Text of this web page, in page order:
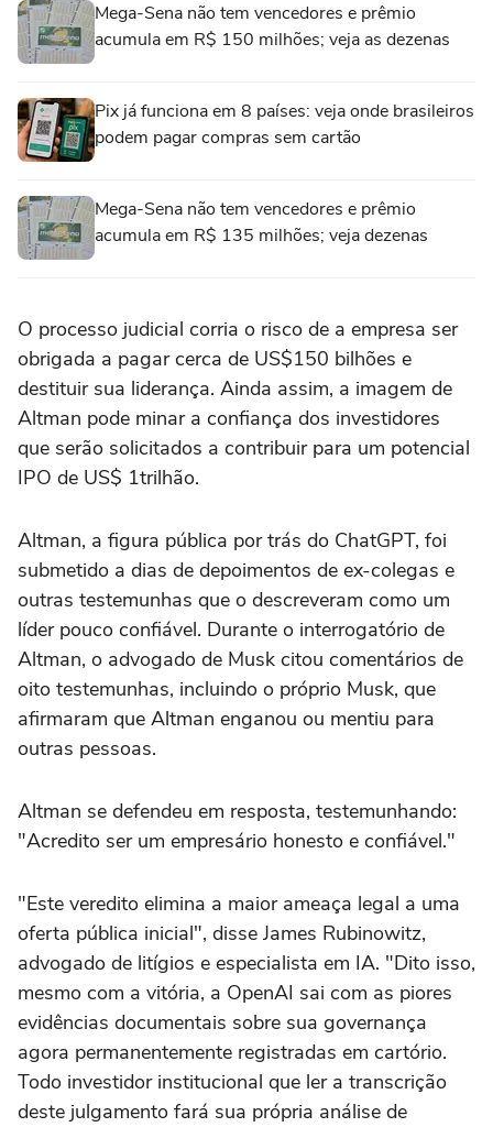
Mega-Sena não tem vencedores e prêmio
acumula em R$ 150 milhões; veja as dezenas
Pix já funciona em 8 países: veja onde brasileiros
podem pagar compras sem cartão
Mega-Sena não tem vencedores e prêmio
acumula em R$ 135 milhões; veja dezenas
O processo judicial corria o risco de a empresa ser
obrigada a pagar cerca de US$150 ⁠bilhões e
destituir sua liderança. Ainda assim, a imagem de
Altman pode minar a confiança dos investidores
que serão solicitados a contribuir para um potencial
‌IPO de US$ 1trilhão.
Altman, a figura pública por trás do ChatGPT, foi
submetido a dias de depoimentos de ex-colegas e
outras testemunhas que o descreveram como um
líder pouco confiável. Durante o interrogatório de
Altman, o advogado de Musk citou comentários de
oito testemunhas, incluindo o ‌próprio Musk, que
afirmaram que Altman enganou ou mentiu para
outras pessoas.
Altman se defendeu ‌em resposta, testemunhando:
"Acredito ser um empresário honesto e confiável."
"Este veredito elimina a maior ameaça legal a uma
oferta pública inicial", disse ⁠James Rubinowitz,
advogado de litígios e especialista em IA. "Dito isso,
mesmo com a vitória, a OpenAI sai com as piores
evidências documentais sobre sua governança
agora permanentemente registradas em cartório.
Todo investidor institucional que ler a transcrição
deste julgamento fará sua própria análise de